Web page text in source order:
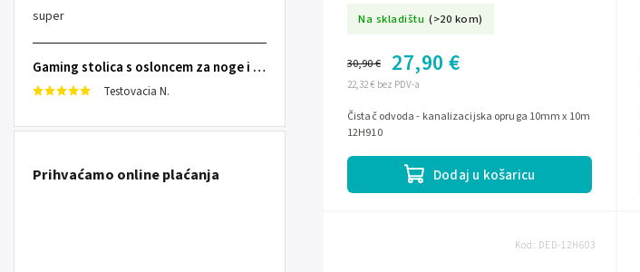
super
Gaming stolica s osloncem za noge i školjkastim sjedalom Specter Sofotel
Testovacia N.
Prihvaćamo online plaćanja
Na skladištu (>20 kom)
22,32 € bez PDV-a
30,90 € 27,90 €
Dodaj u košaricu
Čistač odvoda - kanalizacijska opruga 10mm x 10m
12H910
Kod: DED-12H603